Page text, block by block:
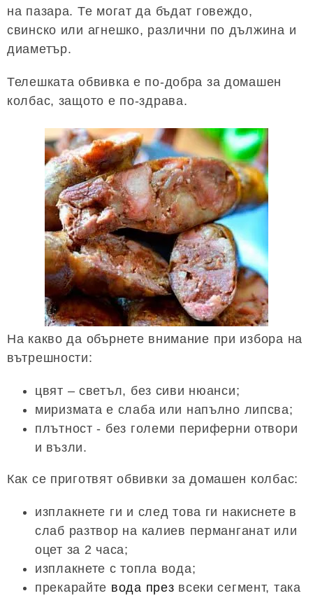
на пазара. Те могат да бъдат говеждо,
свинско или агнешко, различни по дължина и
диаметър.
Телешката обвивка е по-добра за домашен
колбас, защото е по-здрава.
На какво да обърнете внимание при избора на
вътрешности:
цвят – светъл, без сиви нюанси;
миризмата е слаба или напълно липсва;
плътност - без големи периферни отвори
и възли.
Как се приготвят обвивки за домашен колбас:
изплакнете ги и след това ги накиснете в
слаб разтвор на калиев перманганат или
оцет за 2 часа;
изплакнете с топла вода;
прекарайте вода през всеки сегмент, така